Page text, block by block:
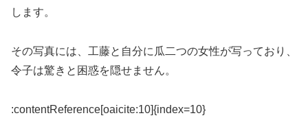
します。
その写真には、工藤と自分に瓜二つの女性が写っており、
令子は驚きと困惑を隠せません。
:contentReference[oaicite:10]{index=10}